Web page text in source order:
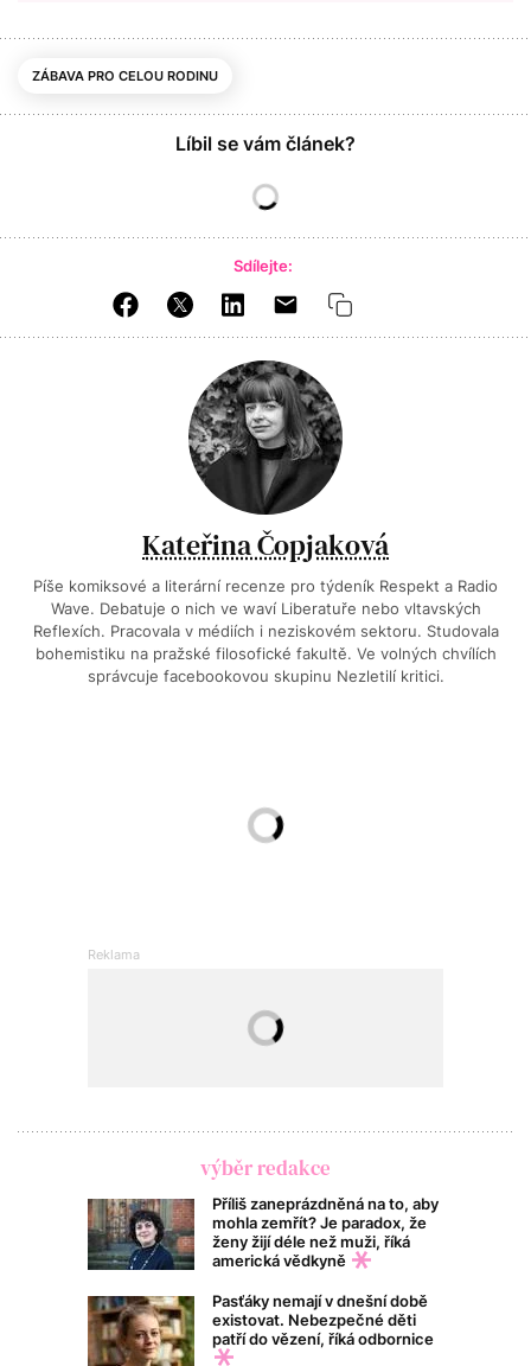
ZÁBAVA PRO CELOU RODINU
Líbil se vám článek?
Sdílejte:
Kateřina Čopjaková
Píše komiksové a literární recenze pro týdeník Respekt a Radio
Wave. Debatuje o nich ve waví Liberatuře nebo vltavských
Reflexích. Pracovala v médiích i neziskovém sektoru. Studovala
bohemistiku na pražské filosofické fakultě. Ve volných chvílích
správcuje facebookovou skupinu Nezletilí kritici.
výběr redakce
Příliš zaneprázdněná na to, aby
mohla zemřít? Je paradox, že
ženy žijí déle než muži, říká
americká vědkyně
Pasťáky nemají v dnešní době
existovat. Nebezpečné děti
patří do vězení, říká odbornice